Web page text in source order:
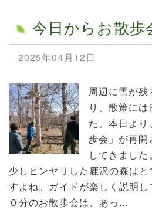
今日からお散歩
2025年04月12日
周辺に雪が
り、散策に
た。本日よ
歩会」が再
してきました
少しヒンヤリした鹿沢の森は
すよね。ガイドが楽しく説明
０分のお散歩会は、あっ...